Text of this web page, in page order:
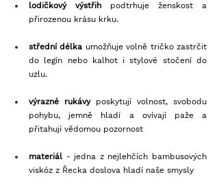
lodičkový výstřih podtrhuje ženskost a
přirozenou krásu krku.
střední délka umožňuje volně tričko zastrčit
do legín nebo kalhot i stylové stočení do
uzlu.
výrazné rukávy poskytují volnost, svobodu
pohybu, jemně hladí a ovívají paže a
přitahují vědomou pozornost
materiál - jedna z nejlehčích bambusových
viskóz z Řecka doslova hladí naše smysly